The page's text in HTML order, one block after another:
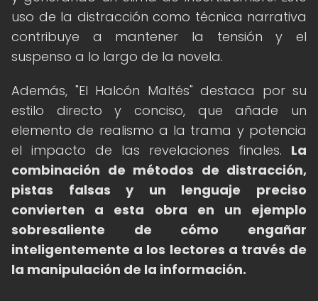
uso de la distracción como técnica narrativa
contribuye a mantener la tensión y el
suspenso a lo largo de la novela.
Además, "El Halcón Maltés" destaca por su
estilo directo y conciso, que añade un
elemento de realismo a la trama y potencia
el impacto de las revelaciones finales. La
combinación de métodos de distracción,
pistas falsas y un lenguaje preciso
convierten a esta obra en un ejemplo
sobresaliente de cómo engañar
inteligentemente a los lectores a través de
la manipulación de la información.